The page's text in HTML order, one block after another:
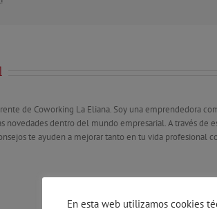
de Coworking La Eliana. Soy una emprendedora
novedades dentro del mundo empresarial. A través
te ayuden a mejorar tanto en tu vida profesional
En esta web utilizamos cookies